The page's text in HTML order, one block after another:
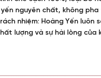
yến nguyên chất, không
nhiệm: Hoàng Yến
lượng và sự hài lòng của